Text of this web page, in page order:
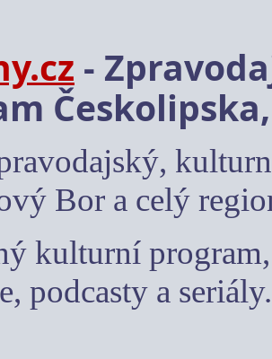
-
Bor a celý
kulturní
podcasty a seriály.